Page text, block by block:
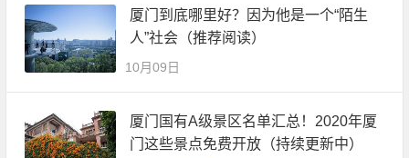
厦门到底哪里好？因为他是一个“陌生
人”社会（推荐阅读）
10月09日
厦门国有A级景区名单汇总！2020年厦
门这些景点免费开放（持续更新中）